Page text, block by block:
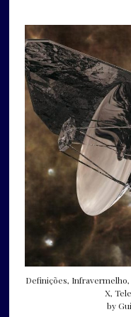
Definições, Infravermelho,
X,
by